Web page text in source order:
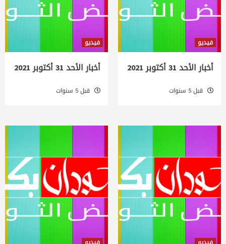
فيديو
أخبار الأحد 31 أكتوبر 2021
قبل 5 سنوات
فيديو
أخبار الأحد 31 أكتوبر 2021
قبل 5 سنوات